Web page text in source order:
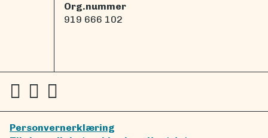
Org.nummer
919 666 102
Personvernerklæring